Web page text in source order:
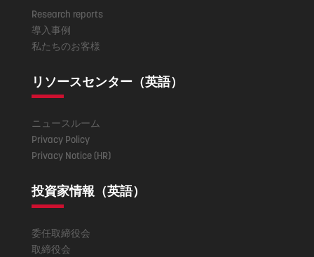
Research reports
導入事例
私たちのお客様
リソースセンター（英語）
ニュースルーム
Privacy Policy
Privacy Notice (HR)
投資家情報（英語）
委任取締役会
取締役会